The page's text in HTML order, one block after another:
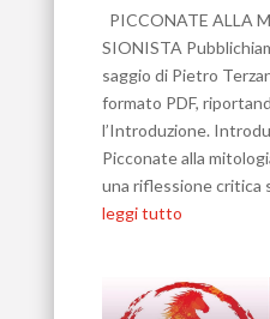
PICCONATE ALLA
SIONISTA
saggio di Pietro
formato PDF,
l’Introduzione.
Picconate alla
una riflessione critica
leggi tutto